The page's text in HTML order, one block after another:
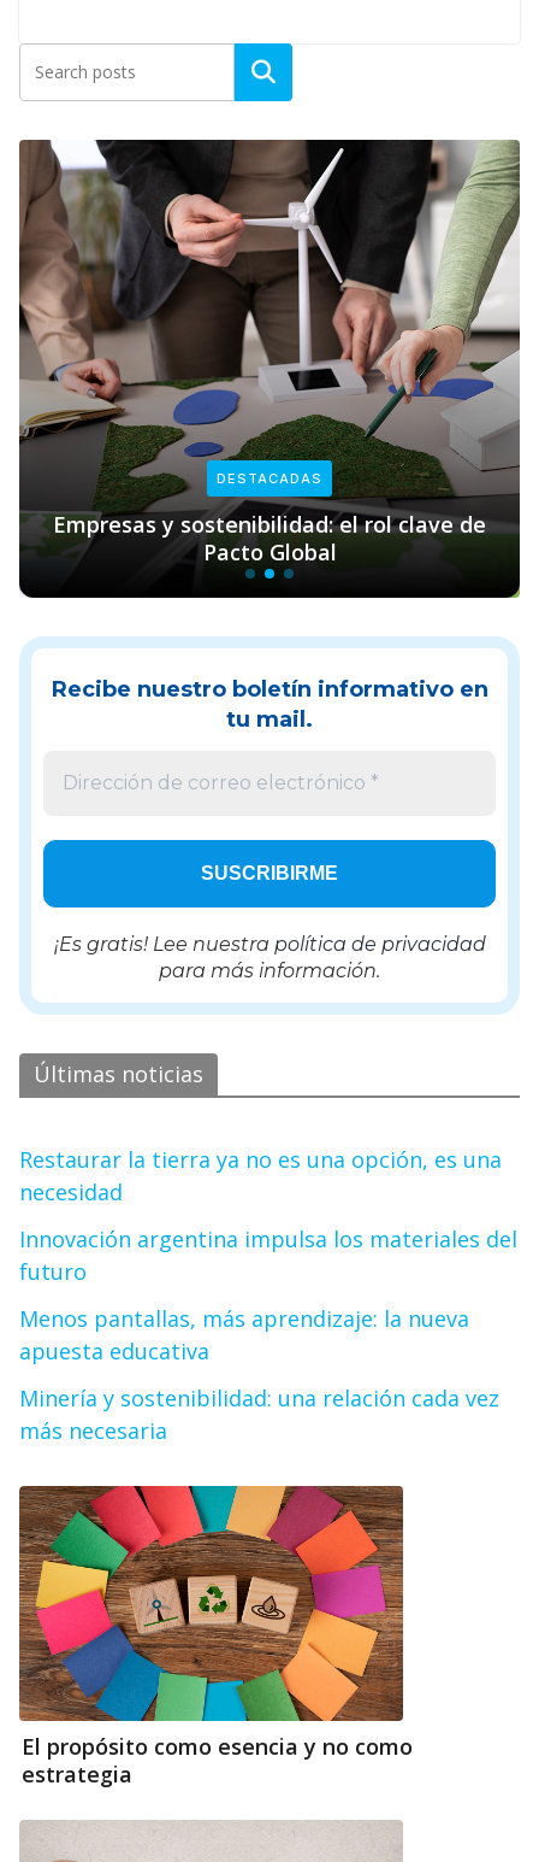
DESTACADAS
Empresas y sostenibilidad: el rol clave de
Pacto Global
Recibe nuestro boletín informativo en
tu mail.
¡Es gratis! Lee nuestra política de privacidad
para más información.
Últimas noticias
Restaurar la tierra ya no es una opción, es una
necesidad
Innovación argentina impulsa los materiales del
futuro
Menos pantallas, más aprendizaje: la nueva
apuesta educativa
Minería y sostenibilidad: una relación cada vez
más necesaria
El propósito como esencia y no como
estrategia